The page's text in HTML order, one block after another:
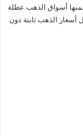
أسواق الذهب عطلة
أسعار الذهب ثابتة دون